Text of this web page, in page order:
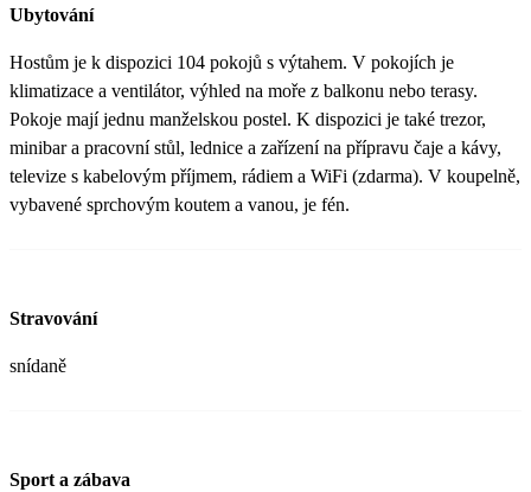
Ubytování
Hostům je k dispozici 104 pokojů s výtahem. V pokojích je
klimatizace a ventilátor, výhled na moře z balkonu nebo terasy.
Pokoje mají jednu manželskou postel. K dispozici je také trezor,
minibar a pracovní stůl, lednice a zařízení na přípravu čaje a kávy,
televize s kabelovým příjmem, rádiem a WiFi (zdarma). V koupelně,
vybavené sprchovým koutem a vanou, je fén.
Stravování
snídaně
Sport a zábava